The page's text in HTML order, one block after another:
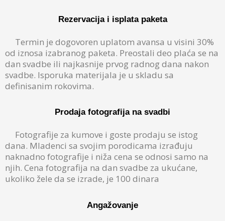
Rezervacija i isplata paketa
Termin je dogovoren uplatom avansa u visini 30%
od iznosa izabranog paketa. Preostali deo plaća se na
dan svadbe ili najkasnije prvog radnog dana nakon
svadbe. Isporuka materijala je u skladu sa
definisanim rokovima.
Prodaja fotografija na svadbi
Fotografije za kumove i goste prodaju se istog
dana. Mladenci sa svojim porodicama izrađuju
naknadno fotografije i niža cena se odnosi samo na
njih. Cena fotografija na dan svadbe za ukućane,
ukoliko žele da se izrade, je 100 dinara
Angažovanje